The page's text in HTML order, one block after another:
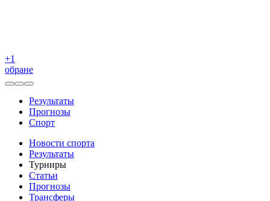
+1
обране
Результаты
Прогнозы
Спорт
Новости спорта
Результаты
Турниры
Статьи
Прогнозы
Трансферы